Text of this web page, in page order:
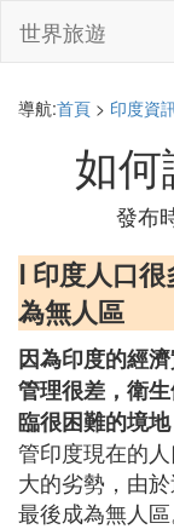
世界旅遊
導航:首頁 > 印度資
如
發布
Ⅰ 印度人口
為無人區
因為印度的經
管理很差，衛
臨很困難的境
管印度現在的
大的劣勢，由
最後成為無人區